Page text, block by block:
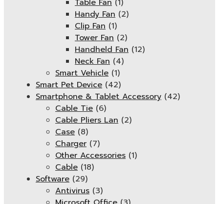
Table Fan (1)
Handy Fan (2)
Clip Fan (1)
Tower Fan (2)
Handheld Fan (12)
Neck Fan (4)
Smart Vehicle (1)
Smart Pet Device (42)
Smartphone & Tablet Accessory (42)
Cable Tie (6)
Cable Pliers Lan (2)
Case (8)
Charger (7)
Other Accessories (1)
Cable (18)
Software (29)
Antivirus (3)